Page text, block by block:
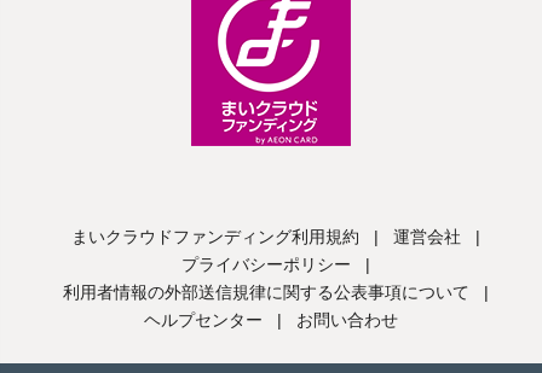
まいクラウドファンディング利用規約 | 運営会社
|
プライバシーポリシー
|
利用者情報の外部送信規律に関する公表事項について
|
ヘルプセンター
| お問い合わせ